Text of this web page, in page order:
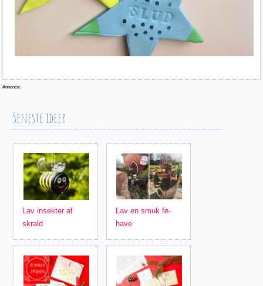
Annonce:
Seneste ideer
Lav insekter af
skrald
Lav en smuk fe-
have